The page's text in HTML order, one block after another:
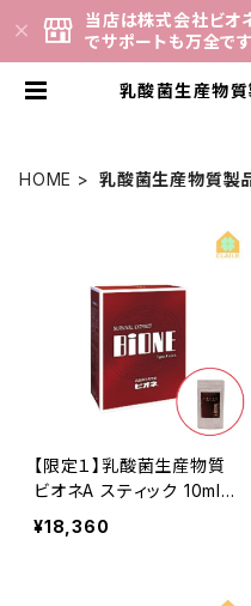
当店は株式会社ビオ
でサポートも万全です
乳酸菌生産物質
HOME 乳酸菌生産物質製
【限定１】乳酸菌生産物質
ビオネA スティック 10ml×3
0包 ＋ 舞茸活性粒（180
粒入り）1袋プレゼント
¥18,360